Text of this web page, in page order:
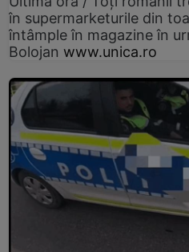
în supermarketurile din
întâmple în magazine în
Bolojan www.unica.ro